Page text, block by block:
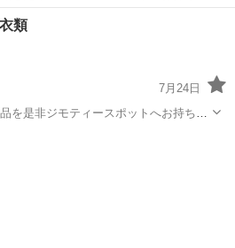
ポーツ・レジャー用品、こども用品、
本、CD・DVDなどが無料でまとめて持
デニム
類
7月24日
是非ジモティースポットへお持ち込